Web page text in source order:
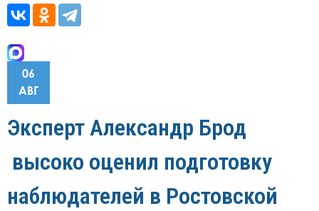
06
АВГ
Эксперт Александр Брод
высоко оценил подготовку
наблюдателей в Ростовской